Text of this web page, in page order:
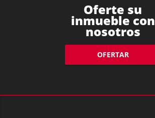
Oferte su
inmueble con
nosotros
OFERTAR